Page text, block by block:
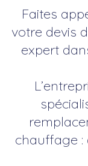
Faites
votre devis
expert
chauffage :